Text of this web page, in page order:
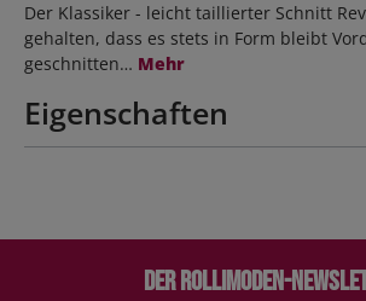
Der Klassiker - leicht taillierter Schnitt
gehalten, dass es stets in Form bleibt
geschnitten… Mehr
Eigenschaften
Der Rollimoden-